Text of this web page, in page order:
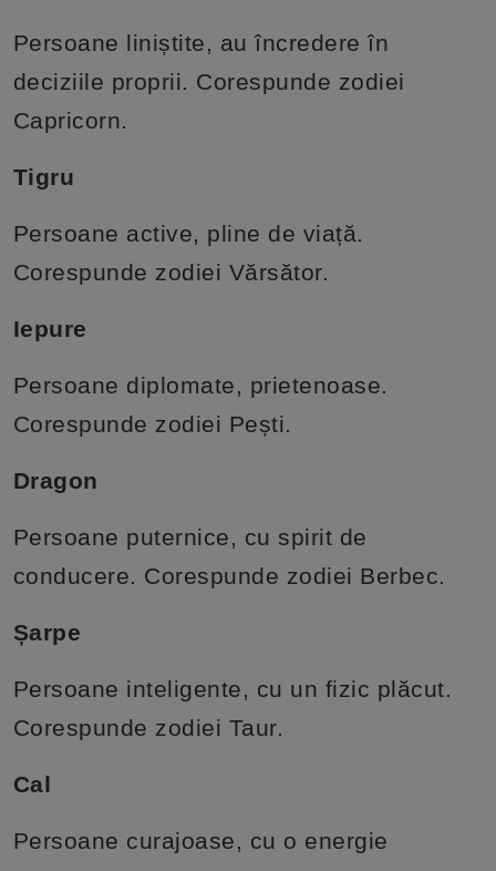
Persoane liniștite, au încredere în
deciziile proprii. Corespunde zodiei
Capricorn.
Tigru
Persoane active, pline de viață.
Corespunde zodiei Vărsător.
Iepure
Persoane diplomate, prietenoase.
Corespunde zodiei Pești.
Dragon
Persoane puternice, cu spirit de
conducere. Corespunde zodiei Berbec.
Șarpe
Persoane inteligente, cu un fizic plăcut.
Corespunde zodiei Taur.
Cal
Persoane curajoase, cu o energie